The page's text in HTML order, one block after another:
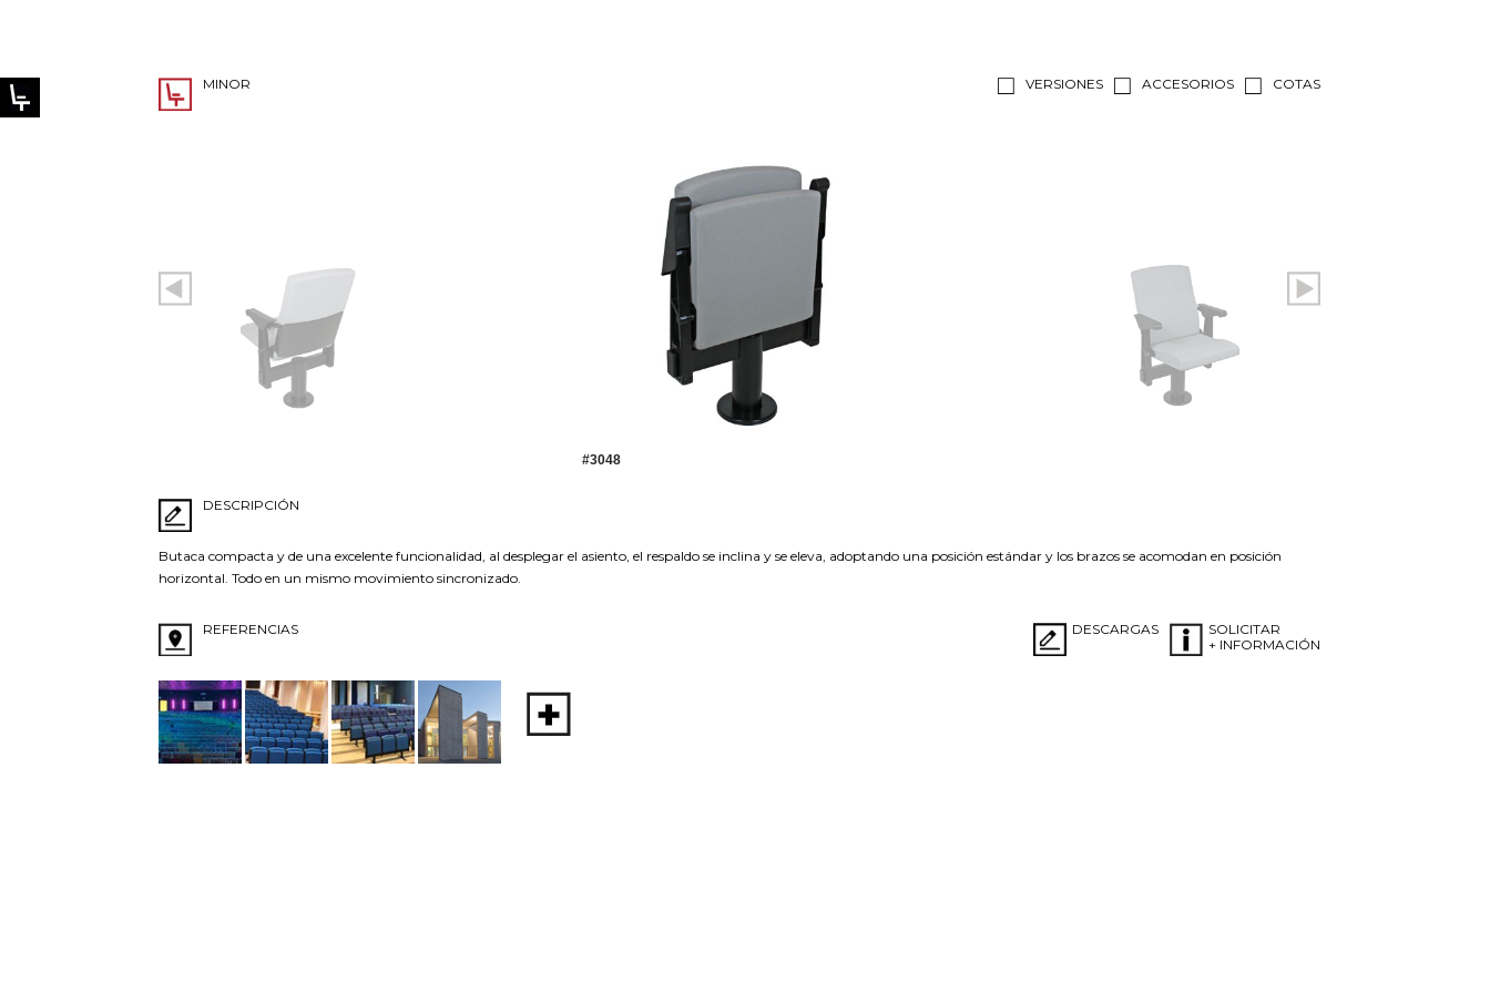
MINOR VERSIONES ACCESORIOS COTAS
#3048
DESCRIPCIÓN
Butaca compacta y de una excelente funcionalidad, al desplegar el asiento, el respaldo se inclina y se eleva, adoptando una posición estándar y los brazos se acomodan en posición
horizontal. Todo en un mismo movimiento sincronizado.
DESCARGAS
SOLICITAR
+ INFORMACIÓN
REFERENCIAS